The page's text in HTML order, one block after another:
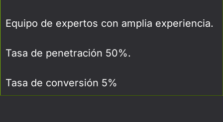
Equipo de expertos con amplia experiencia.
Tasa de penetración 50%.
Tasa de conversión 5%